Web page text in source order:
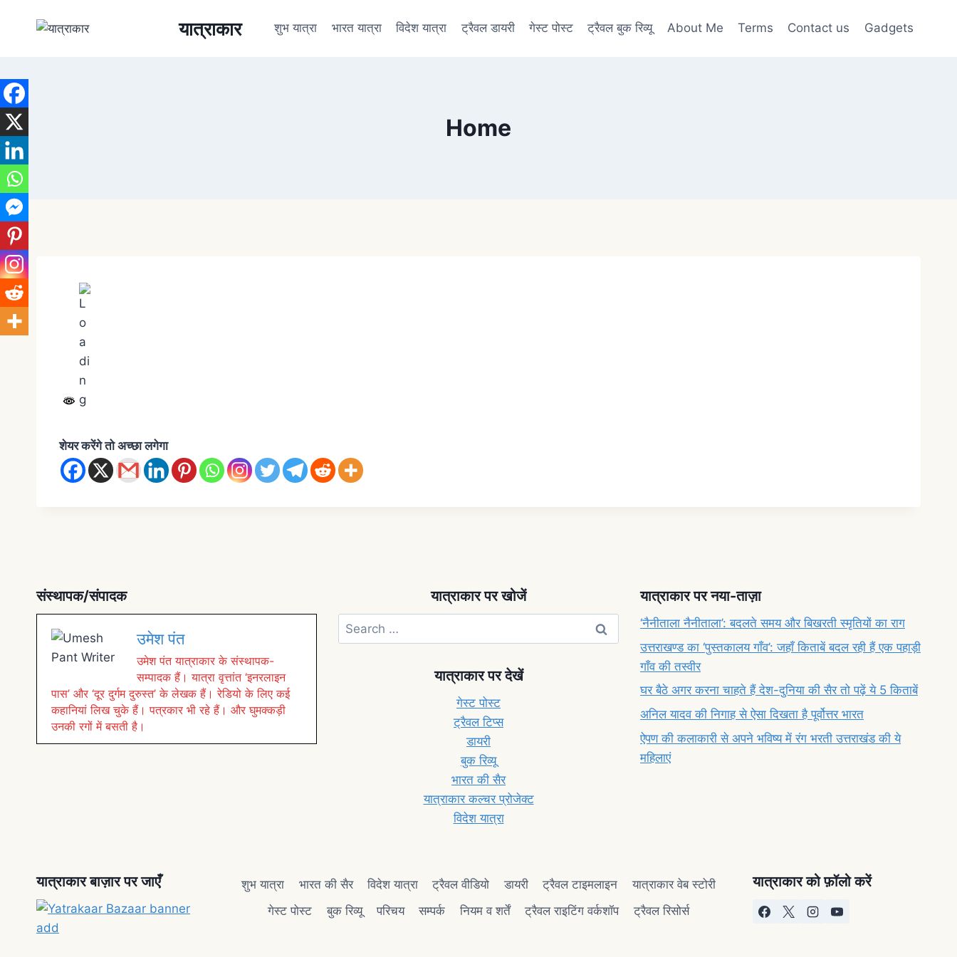
यात्राकार शुभ यात्रा भारत यात्रा विदेश यात्रा ट्रैवल डायरी गेस्ट पोस्ट ट्रैवल बुक रिव्यू About Me Terms Contact us Gadgets
Home
शेयर करेंगे तो अच्छा लगेगा
संस्थापक/संपादक
उमेश पंत
उमेश पंत यात्राकार के संस्थापक-
सम्पादक हैं। यात्रा वृत्तांत ‘इनरलाइन
पास’ और ‘दूर दुर्गम दुरुस्त’ के लेखक हैं। रेडियो के लिए कई
कहानियां लिख चुके हैं। पत्रकार भी रहे हैं। और घुमक्कड़ी
उनकी रगों में बसती है।
यात्राकार पर खोजें
यात्राकार पर देखें
गेस्ट पोस्ट
ट्रैवल टिप्स
डायरी
बुक रिव्यू
भारत की सैर
यात्राकार कल्चर प्रोजेक्ट
विदेश यात्रा
यात्राकार पर नया-ताज़ा
‘नैनीताला नैनीताला’: बदलते समय और बिखरती स्मृतियों का राग
उत्तराखण्ड का ‘पुस्तकालय गाँव’: जहाँ किताबें बदल रही हैं एक पहाड़ी
गाँव की तस्वीर
घर बैठे अगर करना चाहते हैं देश-दुनिया की सैर तो पढ़ें ये 5 किताबें
अनिल यादव की निगाह से ऐसा दिखता है पूर्वोत्तर भारत
ऐपण की कलाकारी से अपने भविष्य में रंग भरती उत्तराखंड की ये
महिलाएं
यात्राकार बाज़ार पर जाएँ शुभ यात्रा भारत की सैर विदेश यात्रा ट्रैवल वीडियो डायरी ट्रैवल टाइमलाइन
यात्राकार वेब स्टोरी
गेस्ट पोस्ट
बुक रिव्यू परिचय सम्पर्क नियम व शर्तें ट्रैवल राइटिंग वर्कशॉप ट्रैवल रिसोर्स
यात्राकार को फ़ॉलो करें